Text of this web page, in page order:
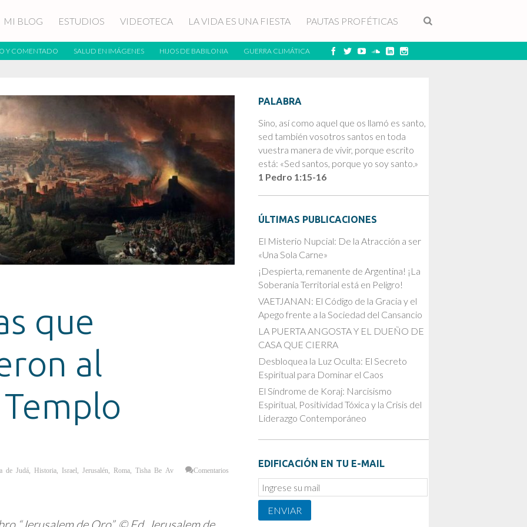
MI BLOG ESTUDIOS VIDEOTECA LA VIDA ES UNA FIESTA PAUTAS PROFÉTICAS
Y COMENTADO SALUD EN IMÁGENES HIJOS DE BABILONIA GUERRA CLIMÁTICA
que
al
de Judá Historia Israel Jerusalén Roma Tisha Be Av Comentarios
“Jerusalem de Oro”, © Ed. Jerusalem de
PALABRA
Sino, así como aquel que os llamó es santo,
sed también vosotros santos en toda
vuestra manera de vivir, porque escrito
está: «Sed santos, porque yo soy santo.»
1 Pedro 1:15-16
ÚLTIMAS PUBLICACIONES
El Misterio Nupcial: De la Atracción a ser
«Una Sola Carne»
¡Despierta, remanente de Argentina! ¡La
Soberanía Territorial está en Peligro!
VAETJANAN: El Código de la Gracia y el
Apego frente a la Sociedad del Cansancio
LA PUERTA ANGOSTA Y EL DUEÑO DE
CASA QUE CIERRA
Desbloquea la Luz Oculta: El Secreto
Espiritual para Dominar el Caos
El Síndrome de Koraj: Narcisismo
Espiritual, Positividad Tóxica y la Crisis del
Liderazgo Contemporáneo
EDIFICACIÓN EN TU E-MAIL
Email
Subscription
ENVIAR